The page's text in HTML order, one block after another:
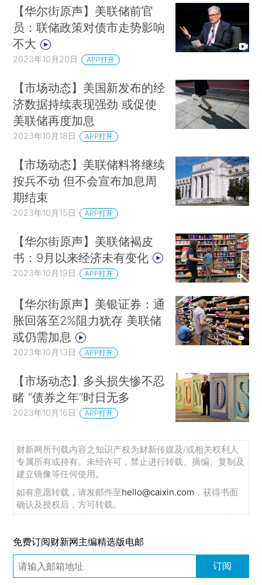
【华尔街原声】美联储前官
员：联储政策对债市走势影响
不大
2023年10月20日 APP打开
【市场动态】美国新发布的经
济数据持续表现强劲 或促使
美联储再度加息
2023年10月18日 APP打开
【市场动态】美联储料将继续
按兵不动 但不会宣布加息周
期结束
2023年10月15日 APP打开
【华尔街原声】美联储褐皮
书：9月以来经济未有变化
2023年10月19日 APP打开
【华尔街原声】美银证券：通
胀回落至2%阻力犹存 美联储
或仍需加息
2023年10月13日 APP打开
【市场动态】多头损失惨不忍
睹 “债券之年”时日无多
2023年10月16日 APP打开
财新网所刊载内容之知识产权为财新传媒及/或相关权利人
专属所有或持有。未经许可，禁止进行转载、摘编、复制及
建立镜像等任何使用。
如有意愿转载，请发邮件至hello@caixin.com ，获得书面
确认及授权后，方可转载。
免费订阅财新网主编精选版电邮
订阅